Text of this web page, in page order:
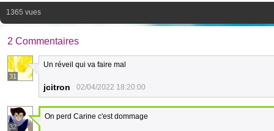
1365 vues
2 Commentaires
31
Un réveil qui va faire mal
jcitron 02/04/2022 18:20:00
32
On perd Carine c'est dommage